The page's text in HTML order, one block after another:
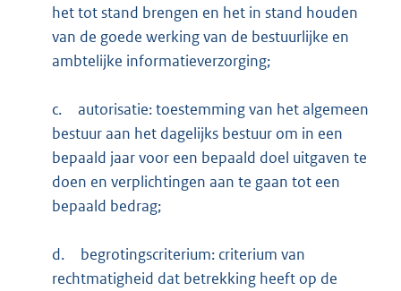
het tot stand brengen en het in stand houden
van de goede werking van de bestuurlijke en
ambtelijke informatieverzorging;
c.
autorisatie: toestemming van het algemeen
bestuur aan het dagelijks bestuur om in een
bepaald jaar voor een bepaald doel uitgaven te
doen en verplichtingen aan te gaan tot een
bepaald bedrag;
d.
begrotingscriterium: criterium van
rechtmatigheid dat betrekking heeft op de